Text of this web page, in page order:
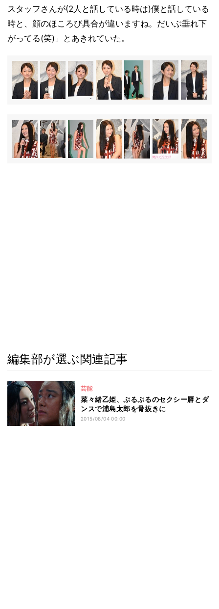
スタッフさんが(2人と話している時は)僕と話している
時と、顔のほころび具合が違いますね。だいぶ垂れ下
がってる(笑)」とあきれていた。
編集部が選ぶ関連記事
芸能
菜々緒乙姫、ぷるぷるのセクシー唇とダ
ンスで浦島太郎を骨抜きに
2015/08/04 00:00